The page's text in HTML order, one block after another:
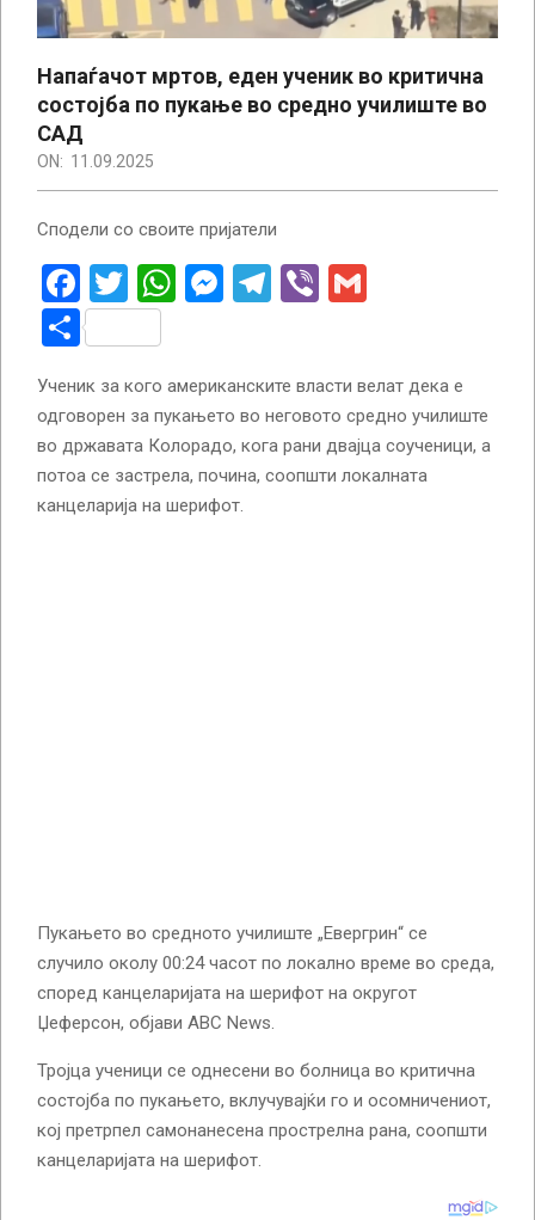
Напаѓачот мртов, еден ученик во критична
состојба по пукање во средно училиште во
САД
ON: 11.09.2025
Сподели со своите пријатели
Facebook
TwitterWhatsApp
Messenger
Telegram
Viber
Share
Ученик за кого американските власти велат дека е
одговорен за пукањето во неговото средно училиште
во државата Колорадо, кога рани двајца соученици, а
потоа се застрела, почина, соопшти локалната
канцеларија на шерифот.
Пукањето во средното училиште „Евергрин“ се
случило околу 00:24 часот по локално време во среда,
според канцеларијата на шерифот на округот
Џеферсон, објави ABC News.
Тројца ученици се однесени во болница во критична
состојба по пукањето, вклучувајќи го и осомничениот,
кој претрпел самонанесена прострелна рана, соопшти
канцеларијата на шерифот.